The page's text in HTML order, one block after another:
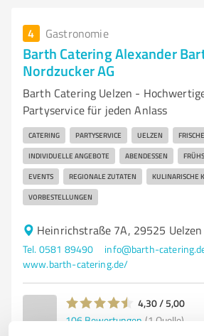
4 Gastronomie
Barth Catering Alexander
Nordzucker AG
Barth Catering Uelzen -
Partyservice für jeden Anlass
CATERING PARTYSERVICE UELZEN
INDIVIDUELLE ANGEBOTE ABENDESSEN
EVENTS REGIONALE ZUTATEN KULINARISCHE
VORBESTELLUNGEN
Heinrichstraße 7A, 29525 Uelzen
Tel. 0581 89490
info@barth-
www.barth-catering.de/
4,30 / 5,00
106 Bewertungen (1 Quelle)